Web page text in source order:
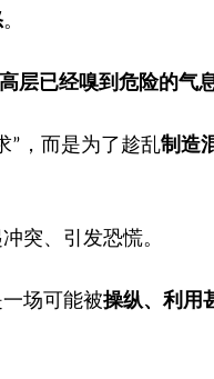
。
高层已经嗅到危险的气息
” ，而是为了趁乱制造
突、引发恐慌。
一场可能被操纵、利用